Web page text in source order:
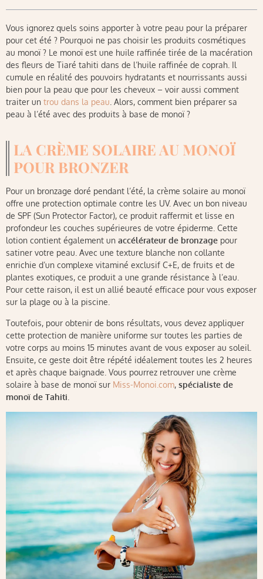
Vous ignorez quels soins apporter à votre peau pour la préparer
pour cet été ? Pourquoi ne pas choisir les produits cosmétiques
au monoï ? Le monoï est une huile raffinée tirée de la macération
des fleurs de Tiaré tahiti dans de l’huile raffinée de coprah. Il
cumule en réalité des pouvoirs hydratants et nourrissants aussi
bien pour la peau que pour les cheveux – voir aussi comment
traiter un trou dans la peau . Alors, comment bien préparer sa
peau à l’été avec des produits à base de monoï ?
LA CRÈME SOLAIRE AU MONOÏ
POUR BRONZER
Pour un bronzage doré pendant l’été, la crème solaire au monoï
offre une protection optimale contre les UV. Avec un bon niveau
de SPF (Sun Protector Factor), ce produit raffermit et lisse en
profondeur les couches supérieures de votre épiderme. Cette
lotion contient également un accélérateur de bronzage pour
satiner votre peau. Avec une texture blanche non collante
enrichie d’un complexe vitaminé exclusif C+E, de fruits et de
plantes exotiques, ce produit a une grande résistance à l’eau.
Pour cette raison, il est un allié beauté efficace pour vous exposer
sur la plage ou à la piscine.
Toutefois, pour obtenir de bons résultats, vous devez appliquer
cette protection de manière uniforme sur toutes les parties de
votre corps au moins 15 minutes avant de vous exposer au soleil.
Ensuite, ce geste doit être répété idéalement toutes les 2 heures
et après chaque baignade. Vous pourrez retrouver une crème
solaire à base de monoï sur Miss-Monoi.com, spécialiste de
monoï de Tahiti